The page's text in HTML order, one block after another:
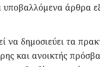
άρθρα
να δημοσιεύει τα
και ανοικτής